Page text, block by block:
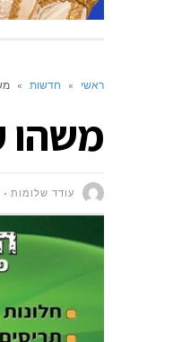
ראשי » חדשות »
משהו
עודד שלומות